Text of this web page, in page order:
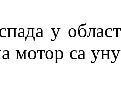
у
мотор са